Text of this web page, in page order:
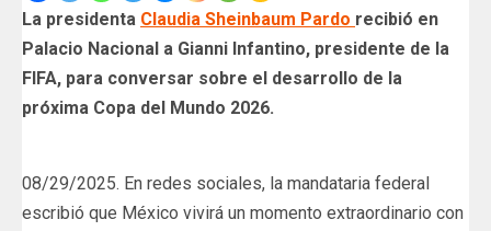
La presidenta Claudia Sheinbaum Pardo recibió en
Palacio Nacional a Gianni Infantino, presidente de la
FIFA, para conversar sobre el desarrollo de la
próxima Copa del Mundo 2026.
08/29/2025. En redes sociales, la mandataria federal
escribió que México vivirá un momento extraordinario con